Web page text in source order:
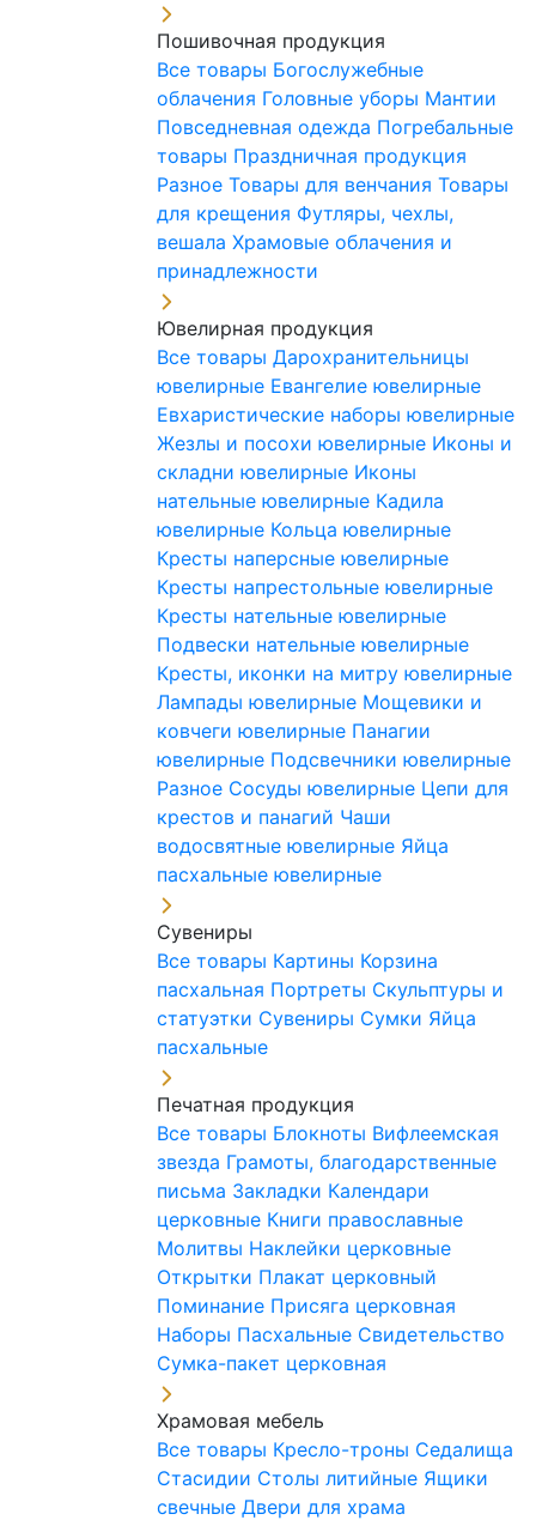
Пошивочная продукция
Все товары Богослужебные
облачения Головные уборы Мантии
Повседневная одежда Погребальные
товары Праздничная продукция
Разное Товары для венчания Товары
для крещения Футляры, чехлы,
вешала Храмовые облачения и
принадлежности
Ювелирная продукция
Все товары Дарохранительницы
ювелирные Евангелие ювелирные
Евхаристические наборы ювелирные
Жезлы и посохи ювелирные Иконы и
складни ювелирные Иконы
нательные ювелирные Кадила
ювелирные Кольца ювелирные
Кресты наперсные ювелирные
Кресты напрестольные ювелирные
Кресты нательные ювелирные
Подвески нательные ювелирные
Кресты, иконки на митру ювелирные
Лампады ювелирные Мощевики и
ковчеги ювелирные Панагии
ювелирные Подсвечники ювелирные
Разное Сосуды ювелирные Цепи для
крестов и панагий Чаши
водосвятные ювелирные Яйца
пасхальные ювелирные
Сувениры
Все товары Картины Корзина
пасхальная Портреты Скульптуры и
статуэтки Сувениры Сумки Яйца
пасхальные
Печатная продукция
Все товары Блокноты Вифлеемская
звезда Грамоты, благодарственные
письма Закладки Календари
церковные Книги православные
Молитвы Наклейки церковные
Открытки Плакат церковный
Поминание Присяга церковная
Наборы Пасхальные Свидетельство
Сумка-пакет церковная
Храмовая мебель
Все товары Кресло-троны Седалища
Стасидии Столы литийные Ящики
свечные Двери для храма